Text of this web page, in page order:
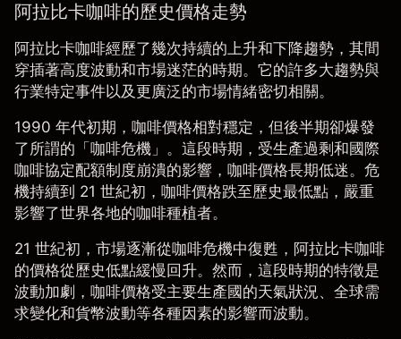
阿拉比卡咖啡的歷史價格走勢
阿拉比卡咖啡經歷了幾次持續的上升和下降趨勢，其間
穿插著高度波動和市場迷茫的時期。它的許多大趨勢與
行業特定事件以及更廣泛的市場情緒密切相關。
1990 年代初期，咖啡價格相對穩定，但後半期卻爆發
了所謂的「咖啡危機」。這段時期，受生產過剩和國際
咖啡協定配額制度崩潰的影響，咖啡價格長期低迷。危
機持續到 21 世紀初，咖啡價格跌至歷史最低點，嚴重
影響了世界各地的咖啡種植者。
21 世紀初，市場逐漸從咖啡危機中復甦，阿拉比卡咖啡
的價格從歷史低點緩慢回升。然而，這段時期的特徵是
波動加劇，咖啡價格受主要生產國的天氣狀況、全球需
求變化和貨幣波動等各種因素的影響而波動。